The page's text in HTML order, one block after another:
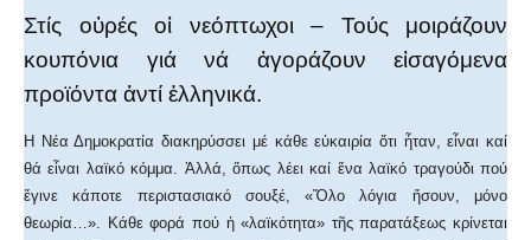
Στίς οὐρές οἱ νεόπτωχοι – Τούς μοιράζουν
κουπόνια γιά νά ἀγοράζουν εἰσαγόμενα
προϊόντα ἀντί ἑλληνικά.
Η Nέα Δημοκρατία διακηρύσσει μέ κάθε εὐκαιρία ὅτι ἦταν, εἶναι καί
θά εἶναι λαϊκό κόμμα. Ἀλλά, ὅπως λέει καί ἕνα λαϊκό τραγούδι πού
ἔγινε κάποτε περιστασιακό σουξέ, «Ὅλο λόγια ἤσουν, μόνο
θεωρία…». Κάθε φορά πού ἡ «λαϊκότητα» τῆς παρατάξεως κρίνεται